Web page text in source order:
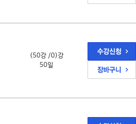
(50강 /0)강
50일